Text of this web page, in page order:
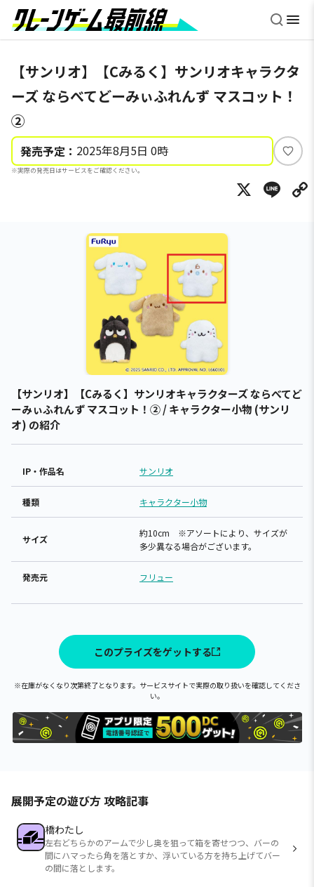
【サンリオ】【Cみるく】サンリオキャラクタ
ーズ ならべてどーみぃふれんず マスコット！
②
発売予定： 2025年8月5日 0時
※実際の発売日はサービスをご確認ください。
い
ね
X
【サンリオ】【Cみるく】サンリオキャラクターズ ならべてど
ーみぃふれんず マスコット！② / キャラクター小物 (サンリ
オ) の紹介
IP・作品名 サンリオ
種類 キャラクター小物
サイズ
約10cm ※アソートにより、サイズが
多少異なる場合がございます。
発売元 フリュー
このプライズをゲットする
※在庫がなくなり次第終了となります。サービスサイトで実際の取り扱いを確認してくださ
い。
展開予定の遊び方 攻略記事
橋わたし
左右どちらかのアームで少し奥を狙って箱を寄せつつ、バーの
間にハマったら角を落とすか、浮いている方を持ち上げてバー
の間に落とします。